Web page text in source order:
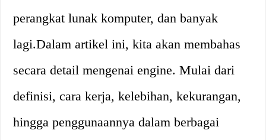
perangkat lunak komputer, dan banyak
lagi.Dalam artikel ini, kita akan membahas
secara detail mengenai engine. Mulai dari
definisi, cara kerja, kelebihan, kekurangan,
hingga penggunaannya dalam berbagai